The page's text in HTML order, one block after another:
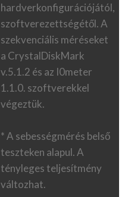
hardverkonfigurációjától,
szoftverezettségétől. A
szekvenciális méréseket
a CrystalDiskMark
v.5.1.2 és az I0meter
1.1.0. szoftverekkel
végeztük.
* A sebességmérés belső
teszteken alapul. A
tényleges teljesítmény
változhat.